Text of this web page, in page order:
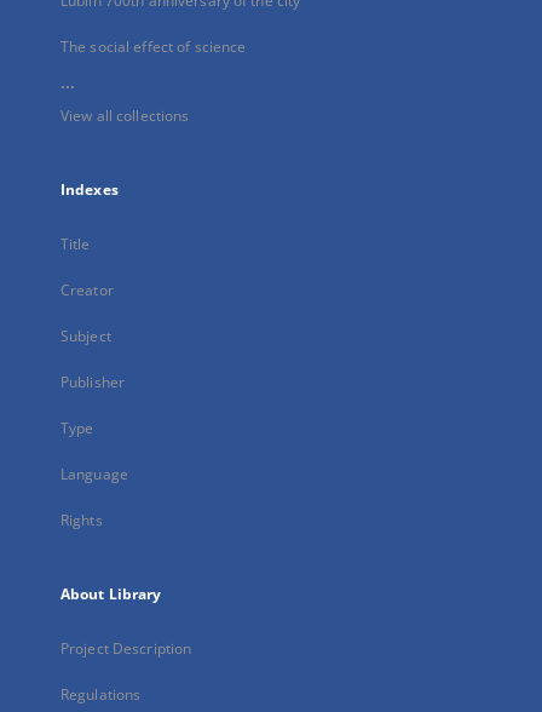
The social effect of science
...
View all collections
Indexes
Title
Creator
Subject
Publisher
Type
Language
Rights
About Library
Project Description
Regulations